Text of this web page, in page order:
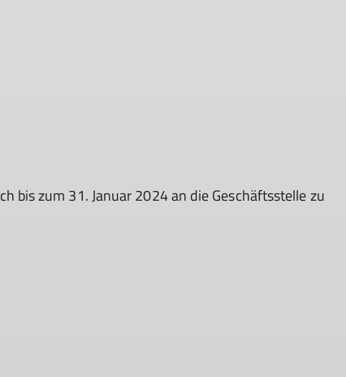
bis zum 31. Januar 2024 an die Geschäftsstelle zu